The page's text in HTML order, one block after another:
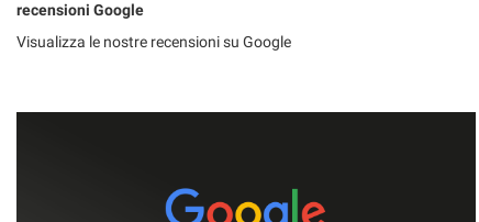
recensioni Google
Visualizza le nostre recensioni su Google